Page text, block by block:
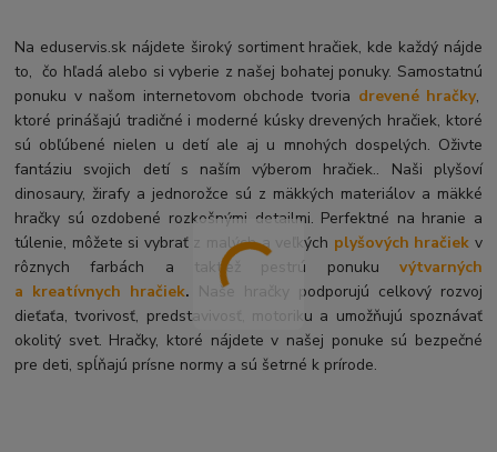
Na eduservis.sk nájdete široký sortiment hračiek, kde každý nájde
to, čo hľadá alebo si vyberie z našej bohatej ponuky. Samostatnú
ponuku v našom internetovom obchode tvoria drevené hračky,
ktoré prinášajú tradičné i moderné kúsky drevených hračiek, ktoré
sú obľúbené nielen u detí ale aj u mnohých dospelých. Oživte
fantáziu svojich detí s naším výberom hračiek.. Naši plyšoví
dinosaury, žirafy a jednorožce sú z mäkkých materiálov a mäkké
hračky sú ozdobené rozkošnými detailmi. Perfektné na hranie a
túlenie, môžete si vybrať z malých a veľkých plyšových hračiek v
rôznych farbách a taktiež pestrú ponuku výtvarných
a kreatívnych hračiek.
Naše hračky podporujú celkový rozvoj
dieťaťa, tvorivosť, predstavivosť, motoriku a umožňujú spoznávať
okolitý svet. Hračky, ktoré nájdete v našej ponuke sú bezpečné
pre deti, spĺňajú prísne normy a sú šetrné k prírode.